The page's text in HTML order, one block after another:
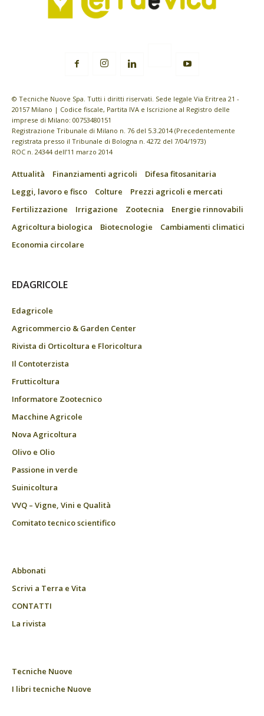
© Tecniche Nuove Spa. Tutti i diritti riservati. Sede legale Via Eritrea 21 -
20157 Milano | Codice fiscale, Partita IVA e Iscrizione al Registro delle
imprese di Milano: 00753480151
Registrazione Tribunale di Milano n. 76 del 5.3.2014 (Precedentemente
registrata presso il Tribunale di Bologna n. 4272 del 7/04/1973)
ROC n. 24344 dell’11 marzo 2014
Attualità Finanziamenti agricoli
Difesa fitosanitaria
Leggi, lavoro e fisco
Colture
Prezzi agricoli e mercati
Fertilizzazione
Irrigazione Zootecnia
Energie rinnovabili
Agricoltura biologica
Biotecnologie
Cambiamenti climatici
Economia circolare
EDAGRICOLE
Edagricole
Agricommercio & Garden Center
Rivista di Orticoltura e Floricoltura
Il Contoterzista
Frutticoltura
Informatore Zootecnico
Macchine Agricole
Nova Agricoltura
Olivo e Olio
Passione in verde
Suinicoltura
VVQ – Vigne, Vini e Qualità
Comitato tecnico scientifico
Abbonati
Scrivi a Terra e Vita
CONTATTI
La rivista
Tecniche Nuove
I libri tecniche Nuove